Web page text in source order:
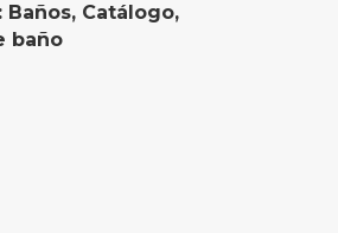
Baños, Catálogo,
baño